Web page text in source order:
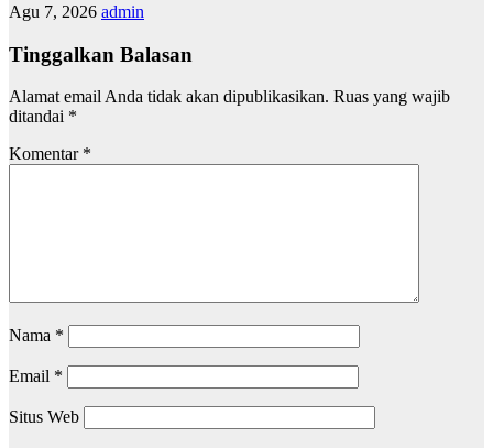
Agu 7, 2026 admin
Tinggalkan Balasan
Alamat email Anda tidak akan dipublikasikan. Ruas yang wajib
ditandai *
Komentar *
Nama *
Email *
Situs Web